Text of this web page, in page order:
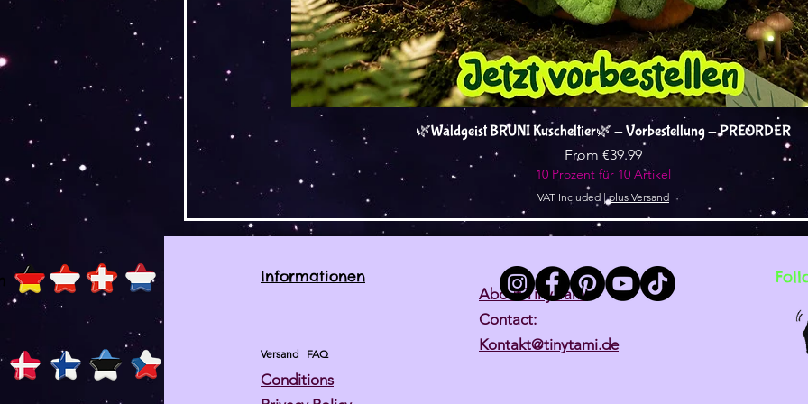
Quick View
🌿Waldgeist BRUNI Kuscheltier🌿 - Vorbestellung - PREORDER
From €39.99
Sale Price
10 Prozent für 10 Artikel
VAT Included |plus Versand
Informationen
Versand FAQ
Conditions
About Tiny Tami
Contact:
Kontakt@tinytami.de